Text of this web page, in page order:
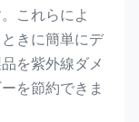
これらによ
きに簡単にデ
を紫外線ダメ
を節約できま